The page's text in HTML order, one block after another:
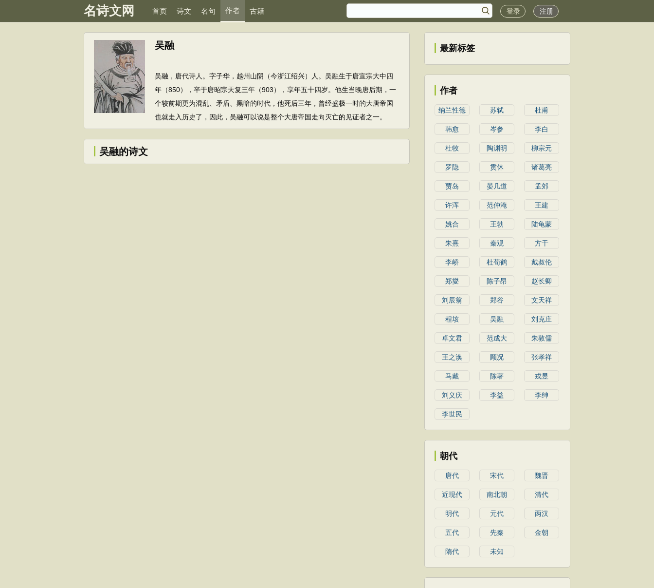
名诗文网 首页 诗文 名句 作者 古籍 登录 注册
吴融
吴融，唐代诗人。字子华，越州山阴（今浙江绍兴）人。吴融生于唐宣宗大中四
年（850），卒于唐昭宗天复三年（903），享年五十四岁。他生当晚唐后期，一
个较前期更为混乱、矛盾、黑暗的时代，他死后三年，曾经盛极一时的大唐帝国
也就走入历史了，因此，吴融可以说是整个大唐帝国走向灭亡的见证者之一。
吴融的诗文
最新标签
作者
纳兰性德 苏轼 杜甫
韩愈 岑参 李白
杜牧 陶渊明 柳宗元
罗隐 贯休 诸葛亮
贾岛 晏几道 孟郊
许浑 范仲淹 王建
姚合 王勃 陆龟蒙
朱熹 秦观 方干
李峤 杜荀鹤 戴叔伦
郑燮 陈子昂 赵长卿
刘辰翁 郑谷 文天祥
程垓 吴融 刘克庄
卓文君 范成大 朱敦儒
王之涣 顾况 张孝祥
马戴 陈著 戎昱
刘义庆 李益 李绅
李世民
朝代
唐代 宋代 魏晋
近现代 南北朝 清代
明代 元代 两汉
五代 先秦 金朝
隋代 未知